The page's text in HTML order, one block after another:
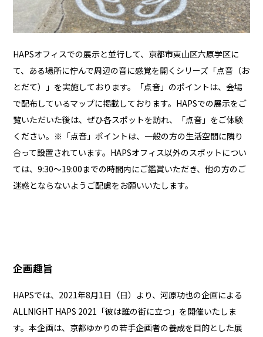
HAPSオフィスでの展示と並行して、京都市東山区六原学区に
て、ある場所に佇んで周辺の音に感覚を開くシリーズ「点音（お
とだて）」を実施しております。「点音」のポイントは、会場
で配布しているマップに掲載しております。HAPSでの展示をご
覧いただいた後は、ぜひ各スポットを訪れ、「点音」をご体験
ください。※「点音」ポイントは、一般の方の生活空間に隣り
合って設置されています。HAPSオフィス以外のスポットについ
ては、9:30〜19:00までの時間内にご鑑賞いただき、他の方のご
迷惑とならないようご配慮をお願いいたします。
企画趣旨
HAPSでは、2021年8月1日（日）より、河原功也の企画による
ALLNIGHT HAPS 2021「彼は誰の街に立つ」を開催いたしま
す。本企画は、京都ゆかりの若手企画者の養成を目的とした展